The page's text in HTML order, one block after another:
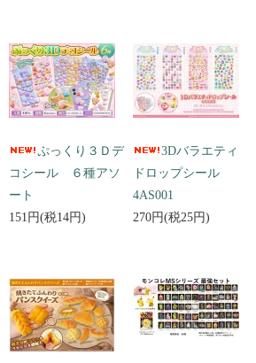
ぷっくり３Ｄデ
コシール ６種アソ
ート
151円(税14円)
3Dバラエティ
ドロップシール
4AS001
270円(税25円)